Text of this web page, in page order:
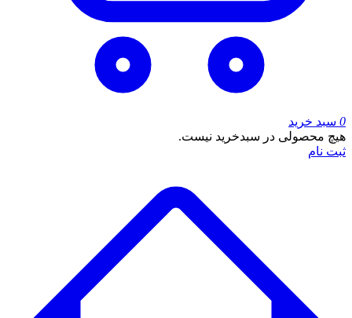
0 سبد خرید
هیچ محصولی در سبدخرید نیست.
ثبت نام